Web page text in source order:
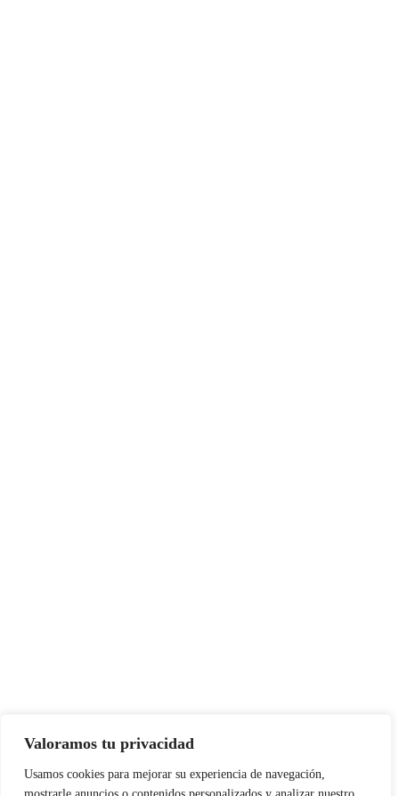
Valoramos tu privacidad
Usamos cookies para mejorar su experiencia de navegación,